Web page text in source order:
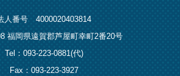
人番号 4000020403814
福岡県遠賀郡芦屋町幸町2番20号
Tel：093-223-0881(代)
Fax：093-223-3927